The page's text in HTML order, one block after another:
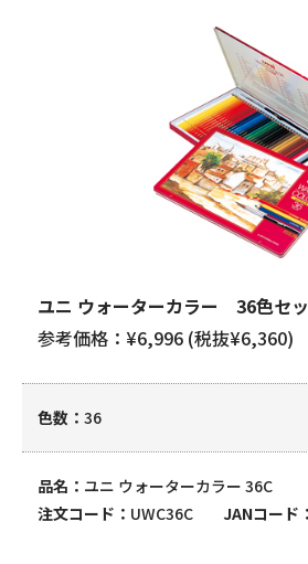
ユニ ウォーターカラー 36色セ
参考価格：¥6,996 (税抜¥6,360)
色数 36
品名
ユニ ウォーターカラー 36C
注文コード
UWC36C JANコード